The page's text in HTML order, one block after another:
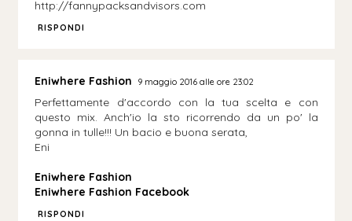
http://fannypacksandvisors.com
RISPONDI
Eniwhere Fashion 9 maggio 2016 alle ore 23:02
Perfettamente d'accordo con la tua scelta e con
questo mix. Anch'io la sto ricorrendo da un po' la
gonna in tulle!!! Un bacio e buona serata,
Eni
Eniwhere Fashion
Eniwhere Fashion Facebook
RISPONDI